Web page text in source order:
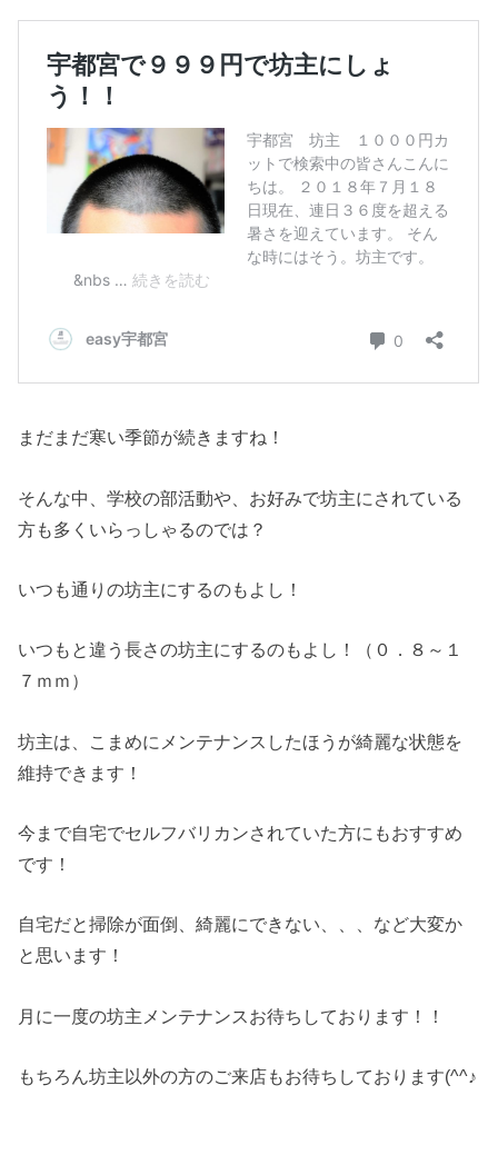
まだまだ寒い季節が続きますね！
そんな中、学校の部活動や、お好みで坊主にされている
方も多くいらっしゃるのでは？
いつも通りの坊主にするのもよし！
いつもと違う長さの坊主にするのもよし！（０．８～１
７ｍｍ）
坊主は、こまめにメンテナンスしたほうが綺麗な状態を
維持できます！
今まで自宅でセルフバリカンされていた方にもおすすめ
です！
自宅だと掃除が面倒、綺麗にできない、、、など大変か
と思います！
月に一度の坊主メンテナンスお待ちしております！！
もちろん坊主以外の方のご来店もお待ちしております(^^♪